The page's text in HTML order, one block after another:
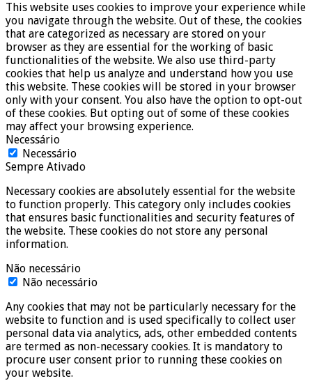
This website uses cookies to improve your experience while
you navigate through the website. Out of these, the cookies
that are categorized as necessary are stored on your
browser as they are essential for the working of basic
functionalities of the website. We also use third-party
cookies that help us analyze and understand how you use
this website. These cookies will be stored in your browser
only with your consent. You also have the option to opt-out
of these cookies. But opting out of some of these cookies
may affect your browsing experience.
Necessário
Necessário
Sempre Ativado
Necessary cookies are absolutely essential for the website
to function properly. This category only includes cookies
that ensures basic functionalities and security features of
the website. These cookies do not store any personal
information.
Não necessário
Não necessário
Any cookies that may not be particularly necessary for the
website to function and is used specifically to collect user
personal data via analytics, ads, other embedded contents
are termed as non-necessary cookies. It is mandatory to
procure user consent prior to running these cookies on
your website.